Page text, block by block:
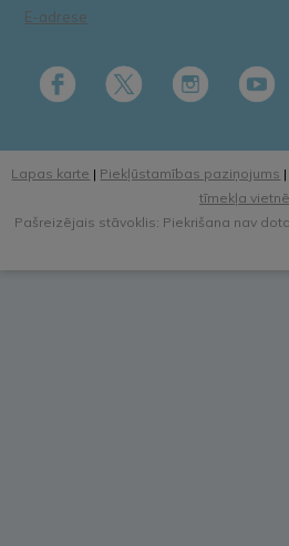
E-adrese
Lapas karte | Piekļūstamības paziņojums |
tīmekļa vietnē
Pašreizējais stāvoklis: Piekrišana nav dota.